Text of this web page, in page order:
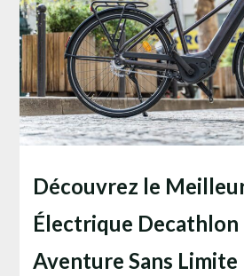
Découvrez le
Électrique Decathlon
Aventure Sans Limite